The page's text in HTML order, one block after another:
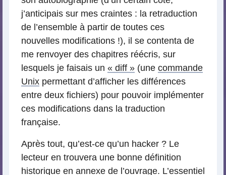
j’anticipais sur mes craintes : la retraduction
de l’ensemble à partir de toutes ces
nouvelles modifications !), il se contenta de
me renvoyer des chapitres réécris, sur
lesquels je faisais un « diff » (une commande
Unix permettant d’afficher les différences
entre deux fichiers) pour pouvoir implémenter
ces modifications dans la traduction
française.
Après tout, qu’est-ce qu’un hacker ? Le
lecteur en trouvera une bonne définition
historique en annexe de l’ouvrage. L’essentiel